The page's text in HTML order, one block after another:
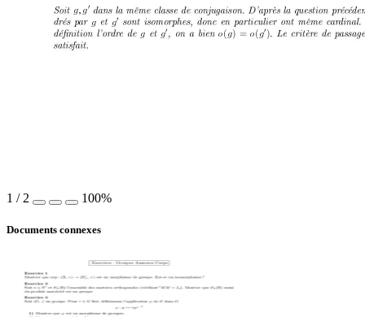
g, g 0
g g0
g g0 o( g) = o( g0 )
1 / 2 100%
Documents connexes